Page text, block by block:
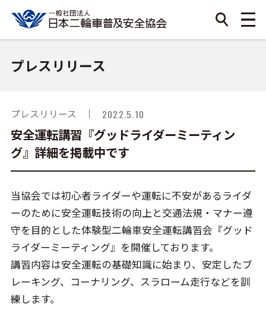
プレスリリース
プレスリリース 2022.5.10
安全運転講習『グッドライダーミーティン
グ』詳細を掲載中です
当協会では初心者ライダーや運転に不安があるライダ
ーのために安全運転技術の向上と交通法規・マナー遵
守を目的とした体験型二輪車安全運転講習会『グッド
ライダーミーティング』を開催しております。
講習内容は安全運転の基礎知識に始まり、安定したブ
レーキング、コーナリング、スラローム走行などを訓
練します。